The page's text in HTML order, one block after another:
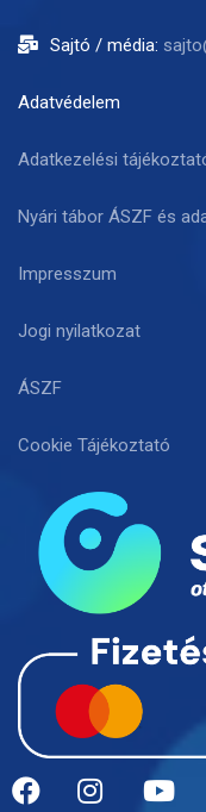
Sajtó / média:
Adatvédelem
Adatkezelési
Nyári tábor ÁSZF és
Impresszum
Jogi nyilatkozat
ÁSZF
Cookie Tájékoztató